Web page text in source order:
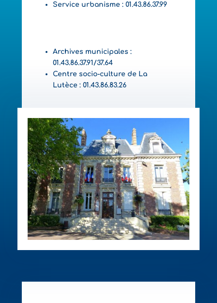
Service urbanisme : 01.43.86.37.99
Archives municipales :
01.43.86.37.91/37.64
Centre socio-culture de La
Lutèce : 01.43.86.83.26